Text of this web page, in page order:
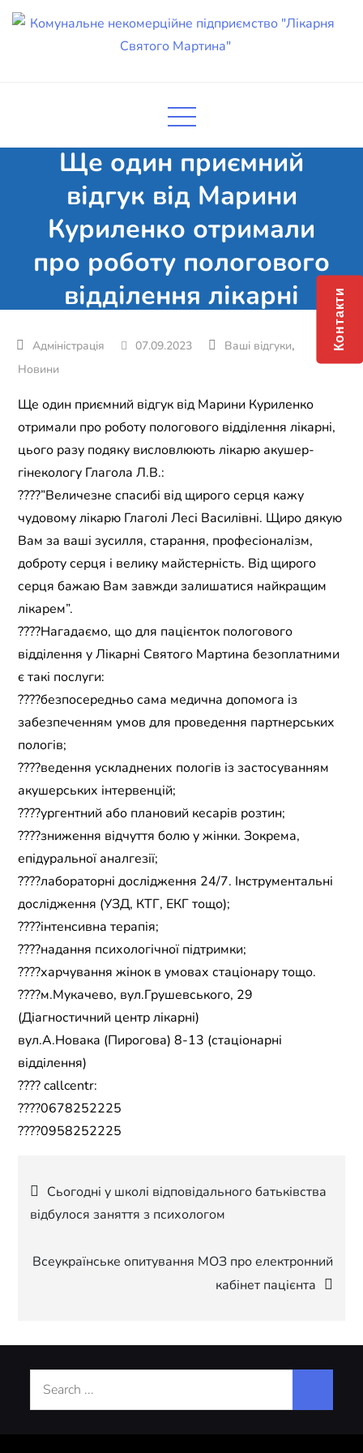
Skip
підприємство "Лікарня Святого
Ще один приємний
відгук від Марини
Куриленко отримали
про роботу пологового
відділення лікарні
07.09.2023 Ваші відгуки,
Новини
Ще один приємний відгук від Марини Куриленко
отримали про роботу пологового відділення лікарні,
цього разу подяку висловлюють лікарю акушер-
гінекологу Глагола Л.В.:
????”Величезне спасибі від щирого серця кажу
чудовому лікарю Глаголі Лесі Василівні. Щиро дякую
Вам за ваші зусилля, старання, професіоналізм,
доброту серця і велику майстерність. Від щирого
серця бажаю Вам завжди залишатися найкращим
лікарем”.
????Нагадаємо, що для пацієнток пологового
відділення у Лікарні Святого Мартина безоплатними
є такі послуги:
????безпосередньо сама медична допомога із
забезпеченням умов для проведення партнерських
пологів;
????ведення ускладнених пологів із застосуванням
акушерських інтервенцій;
????ургентний або плановий кесарів розтин;
????зниження відчуття болю у жінки. Зокрема,
епідуральної аналгезії;
????лабораторні дослідження 24/7. Інструментальні
дослідження (УЗД, КТГ, ЕКГ тощо);
????інтенсивна терапія;
????надання психологічної підтримки;
????харчування жінок в умовах стаціонару тощо.
????м.Мукачево, вул.Грушевського, 29
(Діагностичний центр лікарні)
вул.А.Новака (Пирогова) 8-13 (стаціонарні
відділення)
???? callcentr:
????0678252225
????0958252225
Навігація
записів
Сьогодні у школі відповідального батьківства
відбулося заняття з психологом
Всеукраїнське опитування МОЗ про електронний
кабінет пацієнта
Search
Контакти